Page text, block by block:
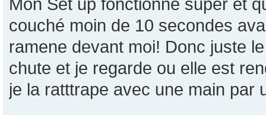
Mon Set up fonctionne super et
couché moin de 10 secondes
ramene devant moi! Donc juste
chute et je regarde ou elle est
je la ratttrape avec une main par